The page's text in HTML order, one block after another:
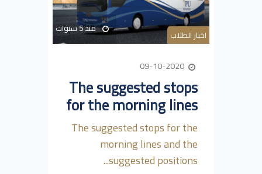
اخبار الطلاب منذ 5 سنوات
The suggested stops
for the morning lines
The suggested stops for the
morning lines and the
suggested positions...